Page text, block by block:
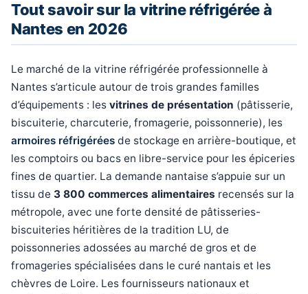
Tout savoir sur la vitrine réfrigérée à
Nantes en 2026
Le marché de la vitrine réfrigérée professionnelle à
Nantes s’articule autour de trois grandes familles
d’équipements : les vitrines de présentation (pâtisserie,
biscuiterie, charcuterie, fromagerie, poissonnerie), les
armoires réfrigérées de stockage en arrière-boutique, et
les comptoirs ou bacs en libre-service pour les épiceries
fines de quartier. La demande nantaise s’appuie sur un
tissu de 3 800 commerces alimentaires recensés sur la
métropole, avec une forte densité de pâtisseries-
biscuiteries héritières de la tradition LU, de
poissonneries adossées au marché de gros et de
fromageries spécialisées dans le curé nantais et les
chèvres de Loire. Les fournisseurs nationaux et